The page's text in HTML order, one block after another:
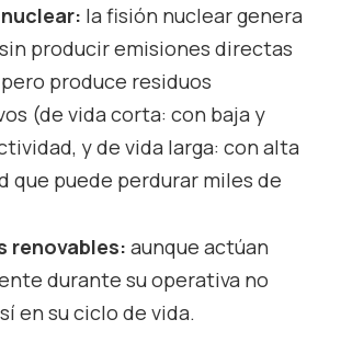
la fisión nuclear genera
producir emisiones directas
produce residuos
(de vida corta: con baja y
y de vida larga: con alta
que puede perdurar miles de
renovables: aunque actúan
durante su operativa no
en su ciclo de vida.